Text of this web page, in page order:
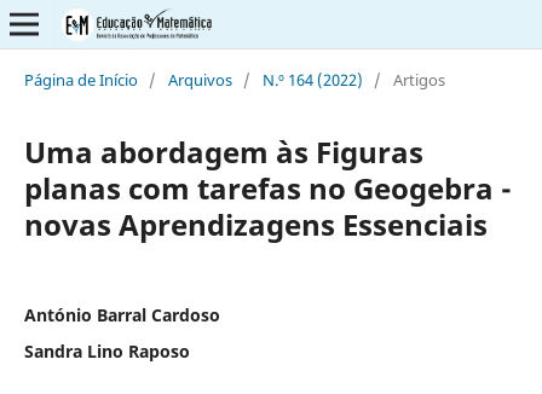
Página de Início / Arquivos / N.º 164 (2022) / Artigos
Uma abordagem às Figuras
planas com tarefas no Geogebra -
novas Aprendizagens Essenciais
António Barral Cardoso
Sandra Lino Raposo